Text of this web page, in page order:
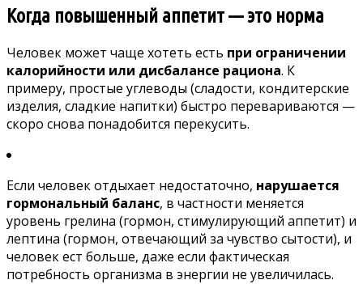
Когда повышенный аппетит — это норма
Человек может чаще хотеть есть при ограничении
калорийности или дисбалансе рациона. К
примеру, простые углеводы (сладости, кондитерские
изделия, сладкие напитки) быстро перевариваются —
скоро снова понадобится перекусить.
Если человек отдыхает недостаточно, нарушается
гормональный баланс, в частности меняется
уровень грелина (гормон, стимулирующий аппетит) и
лептина (гормон, отвечающий за чувство сытости), и
человек ест больше, даже если фактическая
потребность организма в энергии не увеличилась.